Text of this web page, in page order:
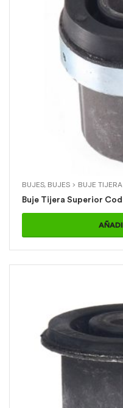
BUJES, BUJES > BUJE
Buje Tijera